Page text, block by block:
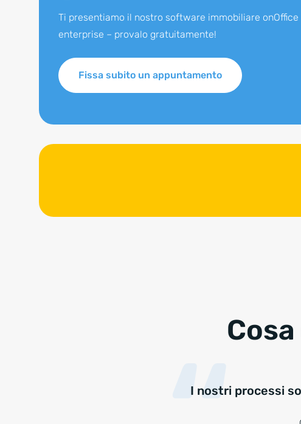
Ti presentiamo il nostro software immobiliare onOffice
enterprise – provalo gratuitamente!
Fissa subito un appuntamento
I nostri processi